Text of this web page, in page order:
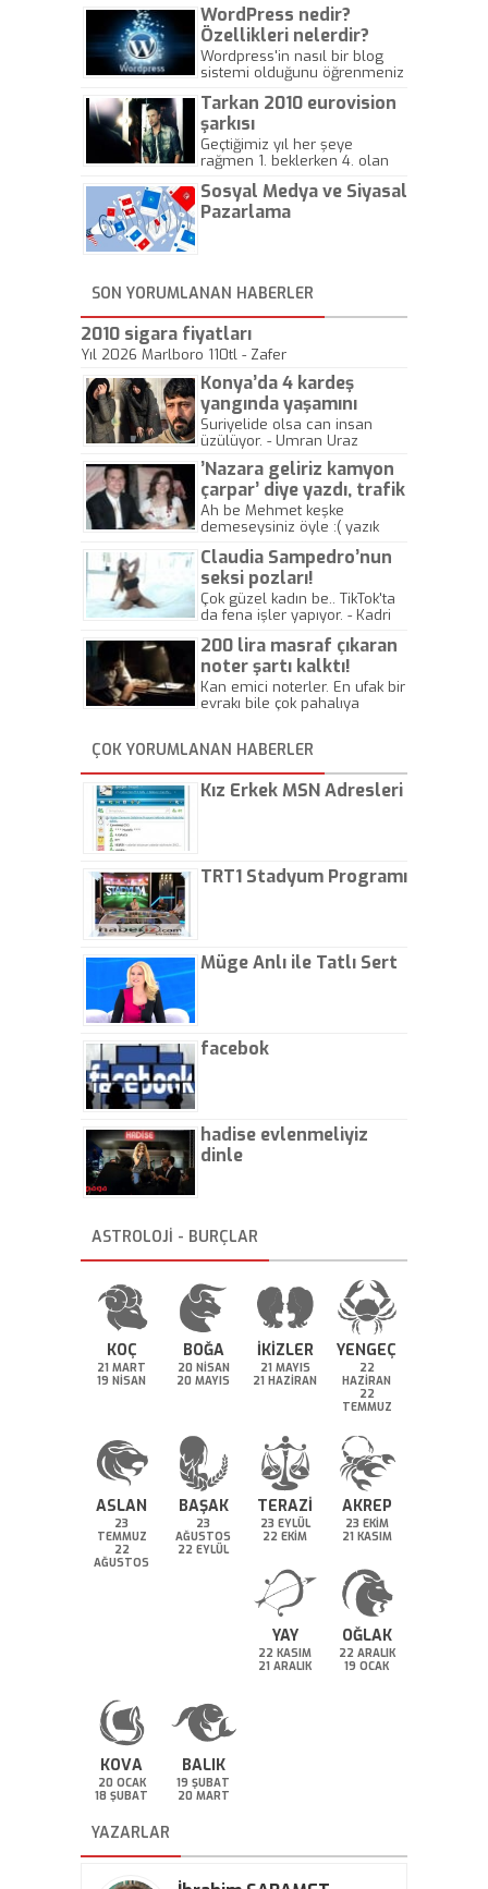
WordPress nedir?
Özellikleri nelerdir?
Wordpress'in nasıl bir blog
sistemi olduğunu öğrenmeniz
Tarkan 2010 eurovision
şarkısı
Geçtiğimiz yıl her şeye
rağmen 1. beklerken 4. olan
gösterisinin bu yarışmada
önemli olmadığını anlamıştır.
Sosyal Medya ve Siyasal
Pazarlama
SON YORUMLANAN HABERLER
2010 sigara fiyatları
Yıl 2026 Marlboro 110tl - Zafer
Konya’da 4 kardeş
yangında yaşamını
yitirdi
Suriyelide olsa can insan
üzülüyor. - Umran Uraz
’Nazara geliriz kamyon
çarpar’ diye yazdı, trafik
kazasında öldü!
Ah be Mehmet keşke
demeseysiniz öyle :( yazık
Claudia Sampedro’nun
seksi pozları!
Çok güzel kadın be.. TikTok'ta
da fena işler yapıyor. - Kadri
200 lira masraf çıkaran
noter şartı kalktı!
Kan emici noterler. En ufak bir
evrakı bile çok pahalıya
kaptırıyorsunuz. - Kayhan
Gezenti
ÇOK YORUMLANAN HABERLER
Kız Erkek MSN Adresleri
TRT1 Stadyum Programı
Müge Anlı ile Tatlı Sert
facebok
hadise evlenmeliyiz
dinle
ASTROLOJİ - BURÇLAR
KOÇ
21 MART
19 NİSAN
BOĞA
20 NİSAN
20 MAYIS
İKİZLER
21 MAYIS
21 HAZİRAN
YENGEÇ
22
HAZİRAN
22
TEMMUZ
ASLAN
23
TEMMUZ
22
AĞUSTOS
BAŞAK
23
AĞUSTOS
22 EYLÜL
TERAZİ
23 EYLÜL
22 EKİM
AKREP
23 EKİM
21 KASIM
YAY
22 KASIM
21 ARALIK
OĞLAK
22 ARALIK
19 OCAK
KOVA
20 OCAK
18 ŞUBAT
BALIK
19 ŞUBAT
20 MART
YAZARLAR